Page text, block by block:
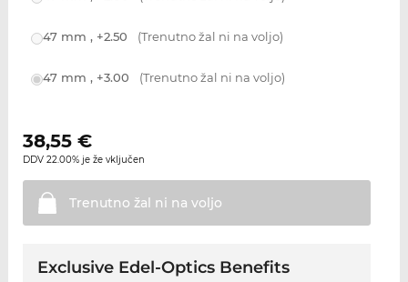
47 mm , +2.50 (Trenutno žal ni na voljo)
47 mm , +3.00 (Trenutno žal ni na voljo)
38,55€
DDV 22.00% je že vključen
Trenutno žal ni na voljo
Exclusive Edel-Optics Benefits